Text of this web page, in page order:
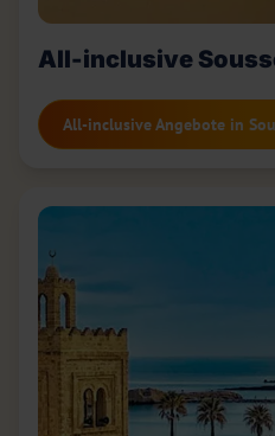
All-inclusive
All-inclusive Angebote in